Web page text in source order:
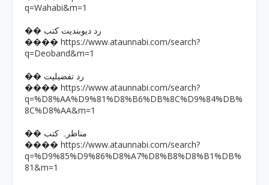
q=Wahabi&m=1
�� رد دیوبندیت کتب
���� https://www.ataunnabi.com/search?
q=Deoband&m=1
�� رد تفضیلیت
���� https://www.ataunnabi.com/search?
q=%D8%AA%D9%81%D8%B6%DB%8C%D9%84%DB%
8C%D8%AA&m=1
�� مناظرہ کتب
���� https://www.ataunnabi.com/search?
q=%D9%85%D9%86%D8%A7%D8%B8%D8%B1%DB%
81&m=1